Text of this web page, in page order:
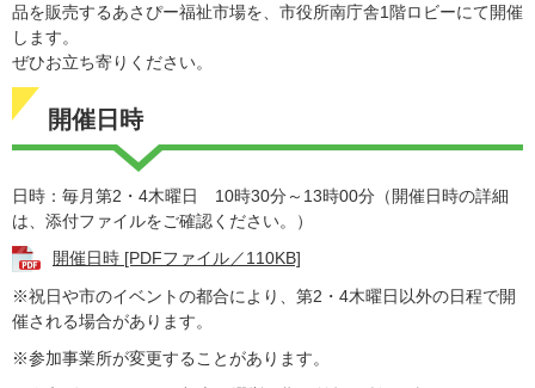
品を販売するあさぴー福祉市場を、市役所南庁舎1階ロビーにて開催
します。
ぜひお立ち寄りください。
開催日時
日時：毎月第2・4木曜日 10時30分～13時00分（開催日時の詳細
は、添付ファイルをご確認ください。）
開催日時 [PDFファイル／110KB]
※祝日や市のイベントの都合により、第2・4木曜日以外の日程で開
催される場合があります。
※参加事業所が変更することがあります。